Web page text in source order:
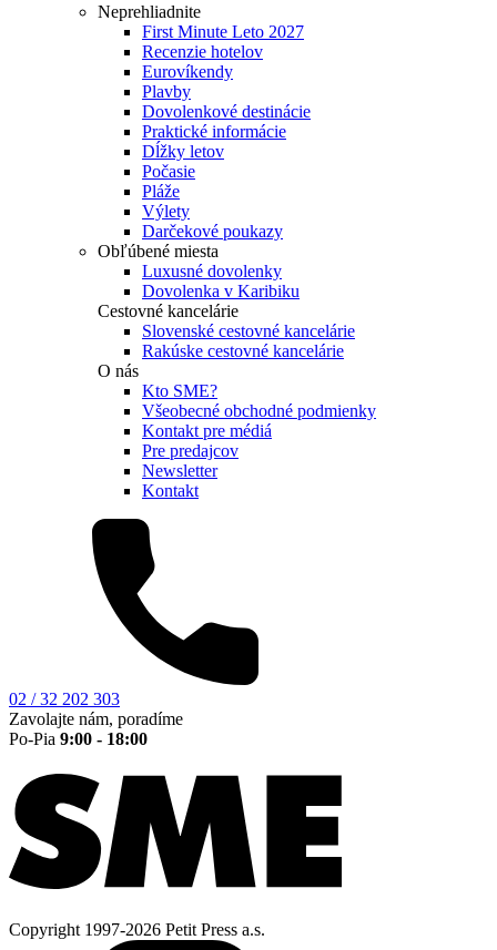
Neprehliadnite
First Minute Leto 2027
Recenzie hotelov
Eurovíkendy
Plavby
Dovolenkové destinácie
Praktické informácie
Dĺžky letov
Počasie
Pláže
Výlety
Darčekové poukazy
Obľúbené miesta
Luxusné dovolenky
Dovolenka v Karibiku
Cestovné kancelárie
Slovenské cestovné kancelárie
Rakúske cestovné kancelárie
O nás
Kto SME?
Všeobecné obchodné podmienky
Kontakt pre médiá
Pre predajcov
Newsletter
Kontakt
02 / 32 202 303
Zavolajte nám, poradíme
Po-Pia 9:00 - 18:00
Copyright 1997-2026 Petit Press a.s.